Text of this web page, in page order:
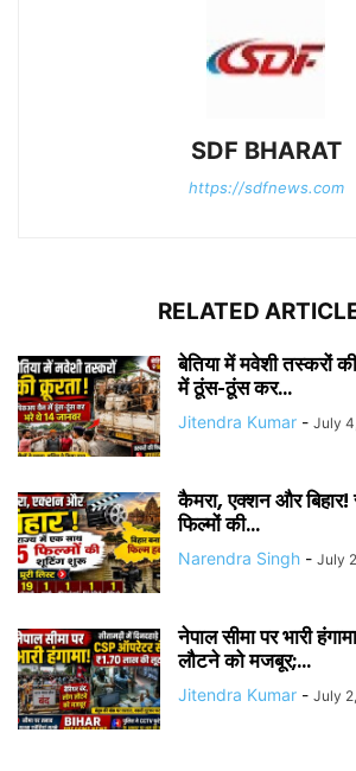
SDF BHARAT
https://sdfnews.com
RELATED
बेतिया में मवेशी तस्करों
में ठूंस-ठूंस कर...
Jitendra Kumar - July
कैमरा, एक्शन और
फिल्मों की...
Narendra Singh - July
नेपाल सीमा पर भारी
लौटने को मजबूर;...
Jitendra Kumar - July